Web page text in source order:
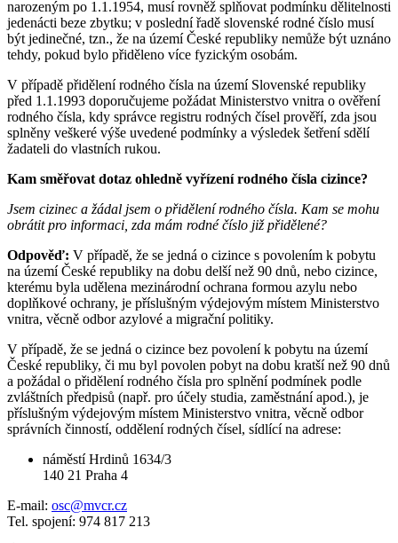
narozeným po 1.1.1954, musí rovněž splňovat podmínku dělitelnosti
jedenácti beze zbytku; v poslední řadě slovenské rodné číslo musí
být jedinečné, tzn., že na území České republiky nemůže být uznáno
tehdy, pokud bylo přiděleno více fyzickým osobám.
V případě přidělení rodného čísla na území Slovenské republiky
před 1.1.1993 doporučujeme požádat Ministerstvo vnitra o ověření
rodného čísla, kdy správce registru rodných čísel prověří, zda jsou
splněny veškeré výše uvedené podmínky a výsledek šetření sdělí
žadateli do vlastních rukou.
Kam směřovat dotaz ohledně vyřízení rodného čísla cizince?
Jsem cizinec a žádal jsem o přidělení rodného čísla. Kam se mohu
obrátit pro informaci, zda mám rodné číslo již přidělené?
Odpověď: V případě, že se jedná o cizince s povolením k pobytu
na území České republiky na dobu delší než 90 dnů, nebo cizince,
kterému byla udělena mezinárodní ochrana formou azylu nebo
doplňkové ochrany, je příslušným výdejovým místem Ministerstvo
vnitra, věcně odbor azylové a migrační politiky.
V případě, že se jedná o cizince bez povolení k pobytu na území
České republiky, či mu byl povolen pobyt na dobu kratší než 90 dnů
a požádal o přidělení rodného čísla pro splnění podmínek podle
zvláštních předpisů (např. pro účely studia, zaměstnání apod.), je
příslušným výdejovým místem Ministerstvo vnitra, věcně odbor
správních činností, oddělení rodných čísel, sídlící na adrese:
náměstí Hrdinů 1634/3
140 21 Praha 4
E-mail: osc@mvcr.cz
Tel. spojení: 974 817 213